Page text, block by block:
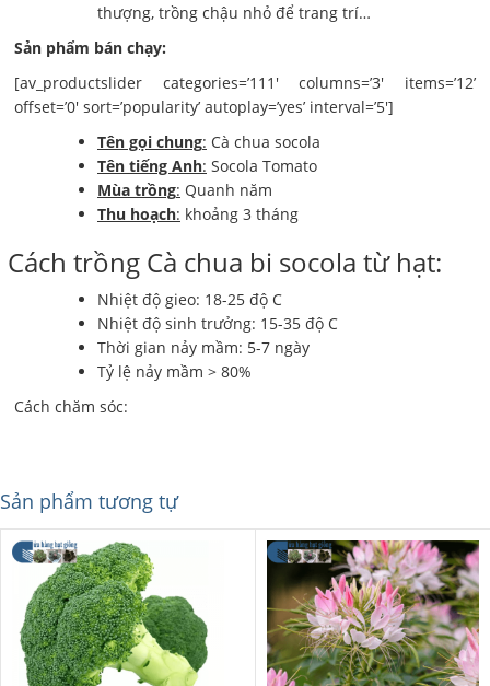
thượng, trồng chậu nhỏ để trang trí…
Sản phẩm bán chạy:
[av_productslider categories=’111′ columns=’3′ items=’12’
offset=’0′ sort=’popularity’ autoplay=’yes’ interval=’5′]
Tên gọi chung: Cà chua socola
Tên tiếng Anh: Socola Tomato
Mùa trồng: Quanh năm
Thu hoạch: khoảng 3 tháng
Cách trồng Cà chua bi socola từ hạt:
Nhiệt độ gieo: 18-25 độ C
Nhiệt độ sinh trưởng: 15-35 độ C
Thời gian nảy mầm: 5-7 ngày
Tỷ lệ nảy mầm > 80%
Cách chăm sóc:
Sản phẩm tương tự